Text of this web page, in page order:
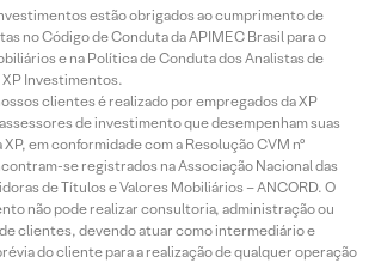
estão obrigados ao cumprimento de
no Código de Conduta da APIMEC Brasil para o
e na Política de Conduta dos Analistas de
Investimentos.
clientes é realizado por empregados da XP
de investimento que desempenham suas
em conformidade com a Resolução CVM nº
se registrados na Associação Nacional das
de Títulos e Valores Mobiliários – ANCORD. O
não pode realizar consultoria, administração ou
clientes, devendo atuar como intermediário e
do cliente para a realização de qualquer operação